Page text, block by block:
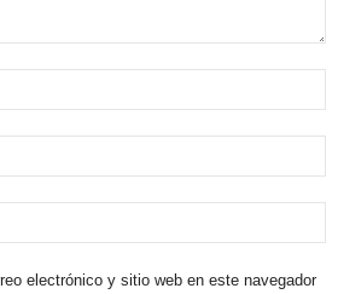
electrónico y sitio web en este navegador